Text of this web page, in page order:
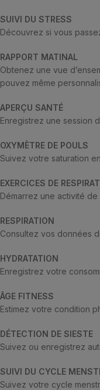
SUIVI DU STRESS
Découvrez si vous
RAPPORT MATINAL
Obtenez une vue
pouvez même
APERÇU SANTÉ
Enregistrez une session
OXYMÈTRE DE POULS
Suivez votre saturation
EXERCICES DE
Démarrez une activité
RESPIRATION
Consultez vos données
HYDRATATION
Enregistrez votre
ÂGE FITNESS
Estimez votre condition
DÉTECTION DE SIESTE
Suivez ou enregistrez
SUIVI DU CYCLE
Suivez votre cycle